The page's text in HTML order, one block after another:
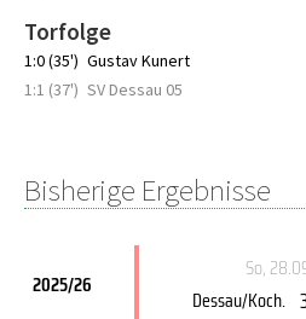
Torfolge
1:0 (35') Gustav Kunert
1:1 (37') SV Dessau 05
Bisherige Ergebnisse
2025/26
So,
Dessau/Koch.